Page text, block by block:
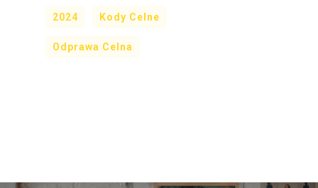
2024 Kody Celne
Odprawa Celna